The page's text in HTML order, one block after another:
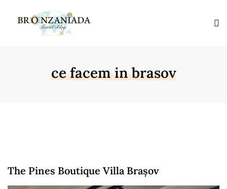
ce facem in brasov
The Pines Boutique Villa Brașov